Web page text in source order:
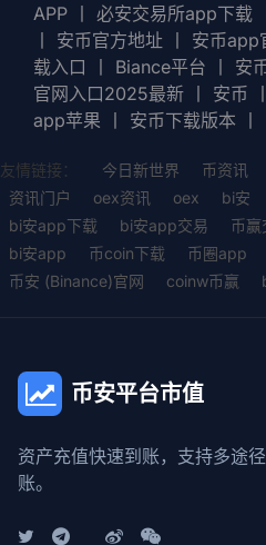
APP
必安交易所app下载
安币官方地址 安币app
载入口
Biance平台 安
官网入口2025最新
安币
app苹果
安币下载版本
友情链接： 今日新世界 币资讯
资讯门户
oex资讯 oex bi安
bi安app下载
bi安app交易 币
bi安app
币coin下载 币圈app
币安 (Binance)官网
coinw币赢
币安平台市值
资产充值快速到账，支持多途
账。